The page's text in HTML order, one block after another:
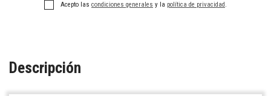
Acepto las condiciones generales y la política de privacidad .
Descripción